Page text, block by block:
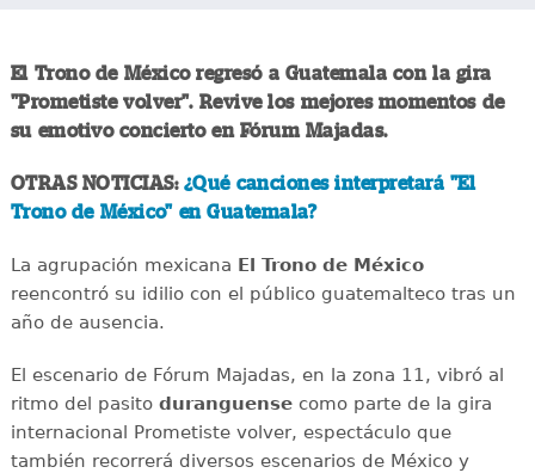
El Trono de México regresó a Guatemala con la gira
"Prometiste volver". Revive los mejores momentos de
su emotivo concierto en Fórum Majadas.
OTRAS NOTICIAS: ¿Qué canciones interpretará "El
Trono de México" en Guatemala?
La agrupación mexicana El Trono de México
reencontró su idilio con el público guatemalteco tras un
año de ausencia.
El escenario de Fórum Majadas, en la zona 11, vibró al
ritmo del pasito duranguensecomo parte de la gira
internacional Prometiste volver, espectáculo que
también recorrerá diversos escenarios de México y